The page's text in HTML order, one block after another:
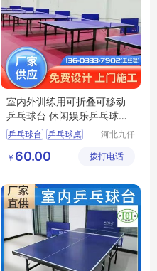
室内外训练用可折叠可移动
乒乓球台 休闲娱乐乒乓球桌
子 厂家定制
乒乓球台 乒乓球桌
球桌
河北九仟
制造有限
￥ 60.00 拨打电话